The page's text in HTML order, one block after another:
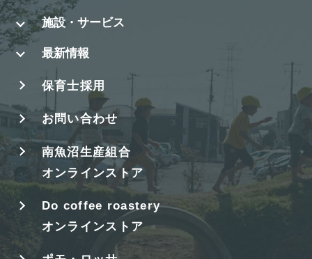
施設・サービス
最新情報
保育士採用
お問い合わせ
南魚沼生産組合
オンラインストア
Do coffee roastery
オンラインストア